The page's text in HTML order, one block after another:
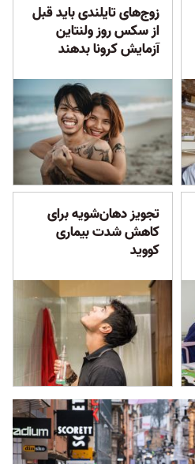
زوج‌های تایلندی باید قبل
از سکس روز ولنتاین
آزمایش کرونا بدهند
تجویز دهان‌شویه برای
کاهش شدت بیماری
کووید